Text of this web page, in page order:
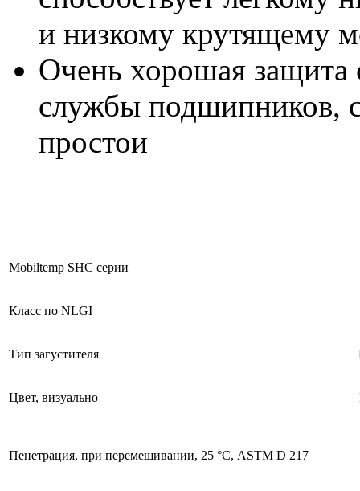
и низкому крутящему
Очень хорошая защита
службы подшипников,
простои
Mobiltemp SHC серии
Класс по NLGI
Тип загустителя
Цвет, визуально
Пенетрация, при перемешивании, 25 °С, ASTM D 217